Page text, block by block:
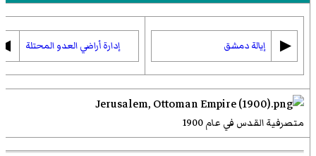
▶︎ إيالة دمشق إدارة أراضي العدو المحتلة ◀︎
متصرفية القدس في عام 1900